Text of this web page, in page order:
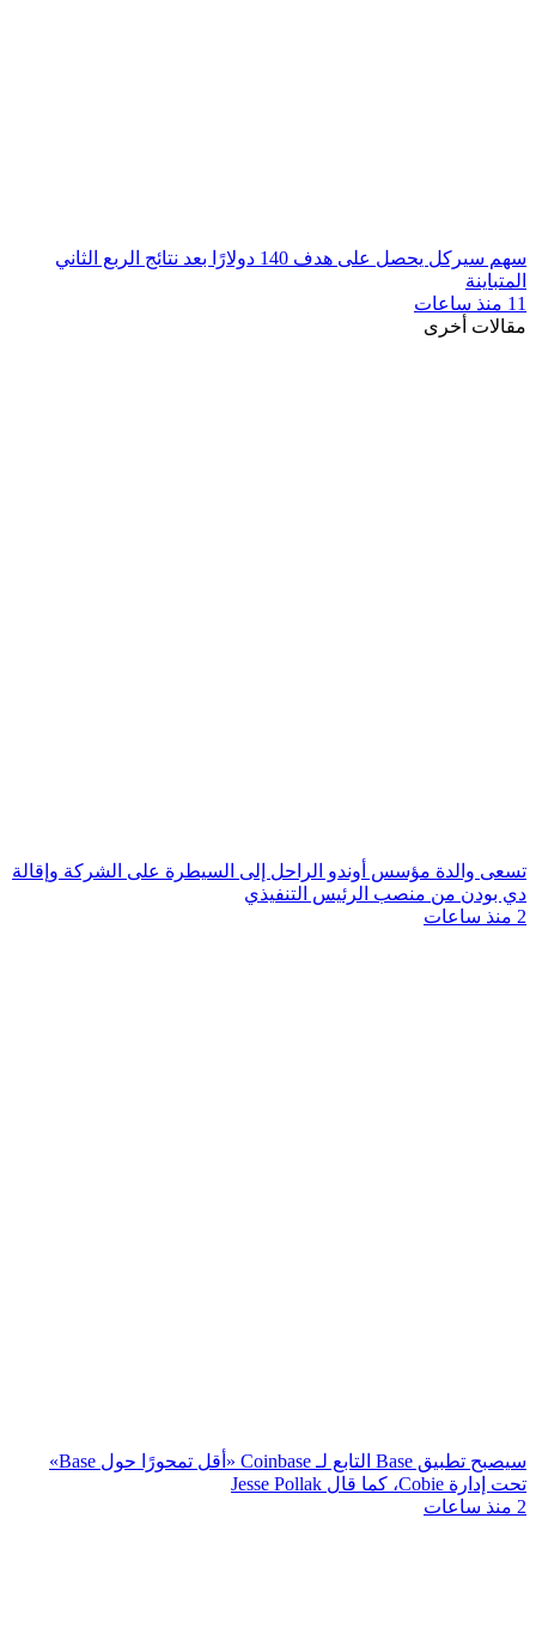
سهم سيركل يحصل على هدف 140 دولارًا بعد نتائج الربع الثاني
المتباينة
11 منذ ساعات
مقالات أخرى
تسعى والدة مؤسس أوندو الراحل إلى السيطرة على الشركة وإقالة
دي بودن من منصب الرئيس التنفيذي
2 منذ ساعات
سيصبح تطبيق Base التابع لـ Coinbase «أقل تمحورًا حول Base»
تحت إدارة Cobie، كما قال Jesse Pollak
2 منذ ساعات